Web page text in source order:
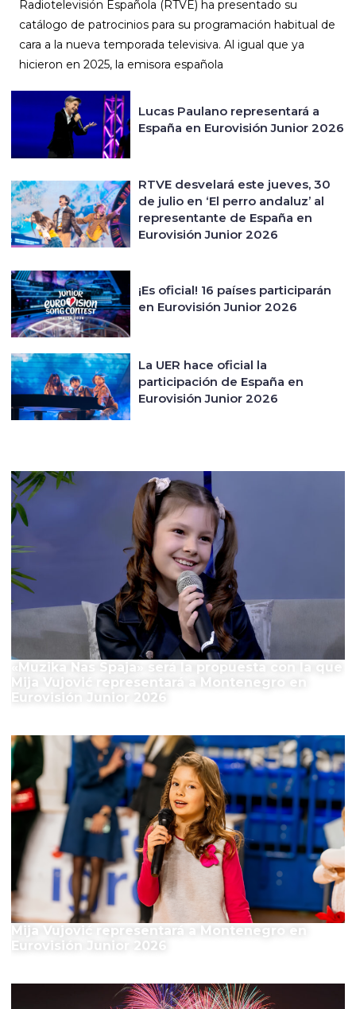
Radiotelevisión Española (RTVE) ha presentado su
catálogo de patrocinios para su programación habitual de
cara a la nueva temporada televisiva. Al igual que ya
hicieron en 2025, la emisora española
Lucas Paulano representará a
España en Eurovisión Junior 2026
RTVE desvelará este jueves, 30
de julio en ‘El perro andaluz’ al
representante de España en
Eurovisión Junior 2026
¡Es oficial! 16 países participarán
en Eurovisión Junior 2026
La UER hace oficial la
participación de España en
Eurovisión Junior 2026
«Muzika Nas Spaja» será la propuesta con la que
Mija Vujović representará a Montenegro en
Eurovisión Junior 2026
Mija Vujović representará a Montenegro en
Eurovisión Junior 2026